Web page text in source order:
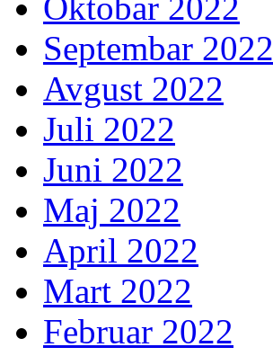
Oktobar 2022
Septembar 2022
Avgust 2022
Juli 2022
Juni 2022
Maj 2022
April 2022
Mart 2022
Februar 2022